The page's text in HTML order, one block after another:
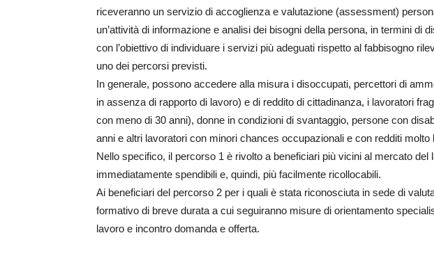
riceveranno un servizio di accoglienza e valutazione (assessment)
un’attività di informazione e analisi dei bisogni della persona, in termini di
con l’obiettivo di individuare i servizi più adeguati rispetto al fabbisogno
uno dei percorsi previsti.
In generale, possono accedere alla misura i disoccupati, percettori di
in assenza di rapporto di lavoro) e di reddito di cittadinanza, i lavoratori
con meno di 30 anni), donne in condizioni di svantaggio, persone con
anni e altri lavoratori con minori chances occupazionali e con redditi molto
Nello specifico, il percorso 1 è rivolto a beneficiari più vicini al mercato del
immediatamente spendibili e, quindi, più facilmente ricollocabili.
Ai beneficiari del percorso 2 per i quali è stata riconosciuta in sede di
formativo di breve durata a cui seguiranno misure di orientamento
lavoro e incontro domanda e offerta.